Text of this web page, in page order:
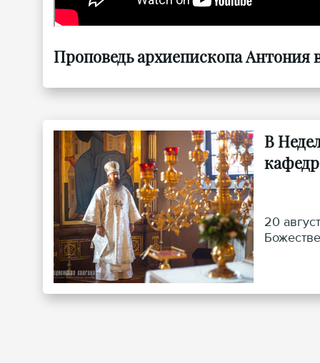
Проповедь архиепископа Антония
В
20